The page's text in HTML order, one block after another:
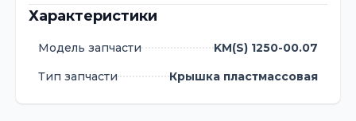
Характеристики
Модель запчасти
KM(S) 1250-00.07
Тип запчасти
Крышка пластмассовая